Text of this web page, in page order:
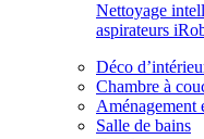
Nettoyage
aspirateurs
Déco
Chambre à
Aménagement
Salle de bains